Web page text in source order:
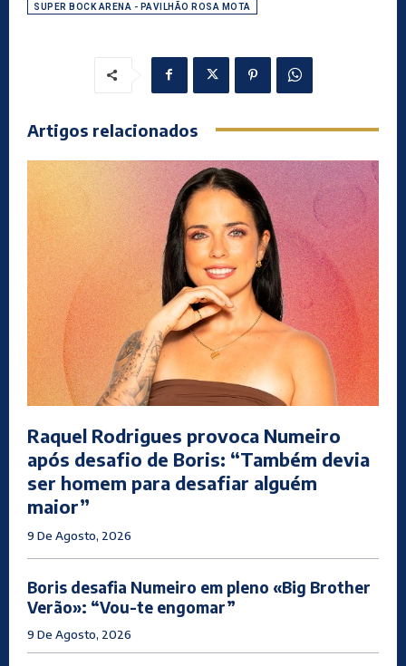
SUPER BOCK ARENA - PAVILHÃO ROSA MOTA
Artigos relacionados
Raquel Rodrigues provoca Numeiro
após desafio de Boris: “Também devia
ser homem para desafiar alguém
maior”
9 De Agosto, 2026
Boris desafia Numeiro em pleno «Big Brother
Verão»: “Vou-te engomar”
9 De Agosto, 2026